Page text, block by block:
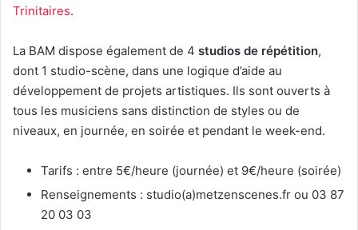
Trinitaires.
La BAM dispose également de 4 studios de répétition,
dont 1 studio-scène, dans une logique d’aide au
développement de projets artistiques. Ils sont ouverts à
tous les musiciens sans distinction de styles ou de
niveaux, en journée, en soirée et pendant le week-end.
Tarifs : entre 5€/heure (journée) et 9€/heure (soirée)
Renseignements : studio(a)metzenscenes.fr ou 03 87
20 03 03